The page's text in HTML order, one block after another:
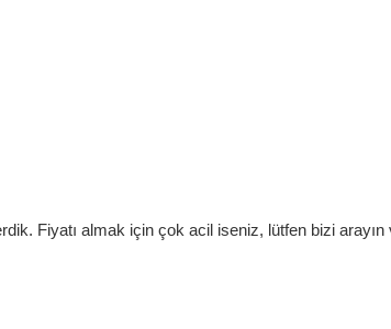
Fiyatı almak için çok acil iseniz, lütfen bizi